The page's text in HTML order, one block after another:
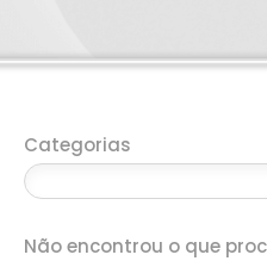
Categorias
Não encontrou o que